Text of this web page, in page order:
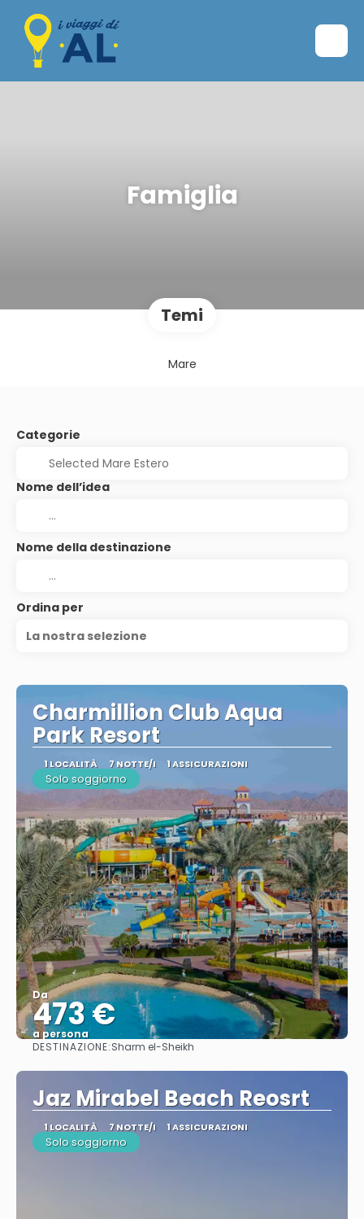
Famiglia
Temi
Mare
Categorie
Nome dell’idea
Nome della destinazione
Ordina per
La nostra selezione
Charmillion Club Aqua
Park Resort
1 LOCALITÀ 7 NOTTE/I 1 ASSICURAZIONI
Solo soggiorno
Da
473 €
a persona
Vedere
DESTINAZIONE:Sharm el-Sheikh
Jaz Mirabel Beach Reosrt
1 LOCALITÀ 7 NOTTE/I 1 ASSICURAZIONI
Solo soggiorno